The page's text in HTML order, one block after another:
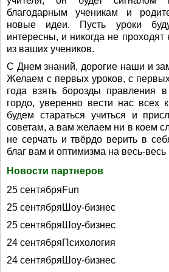
благодарным ученикам и
новые идеи. Пусть уроки
интересны, и никогда не проходят
из ваших учеников.
С Днем знаний, дорогие наши и
Желаем с первых уроков, с первых
года взять борозды правления
гордо, уверенно вести нас всех
будем стараться учиться и
советам, а вам желаем ни в коем
не серчать и твёрдо верить в
благ вам и оптимизма на весь-весь
Новости партнеров
25 сентябряFun
25 сентябряШоу-бизнес
25 сентябряШоу-бизнес
24 сентябряПсихология
24 сентябряШоу-бизнес